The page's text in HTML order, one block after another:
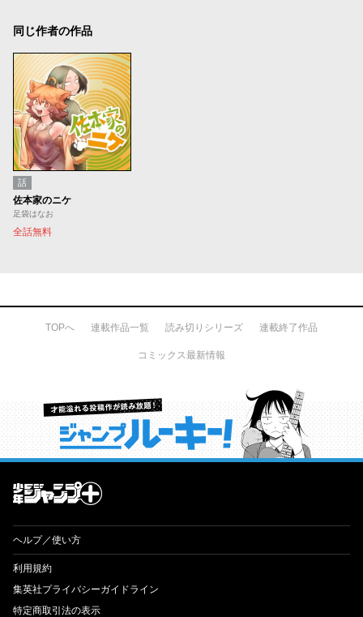
同じ作者の作品
話
佐本家のニケ
足袋はなお
全話無料
TOPへ 連載作品一覧 読み切りシリーズ 連載終了作品
コミックス最新情報
才能溢れる投稿作が読み放題！ ジャンプルーキー！
ヘルプ／使い方
利用規約
集英社プライバシーガイドライン
特定商取引法の表示